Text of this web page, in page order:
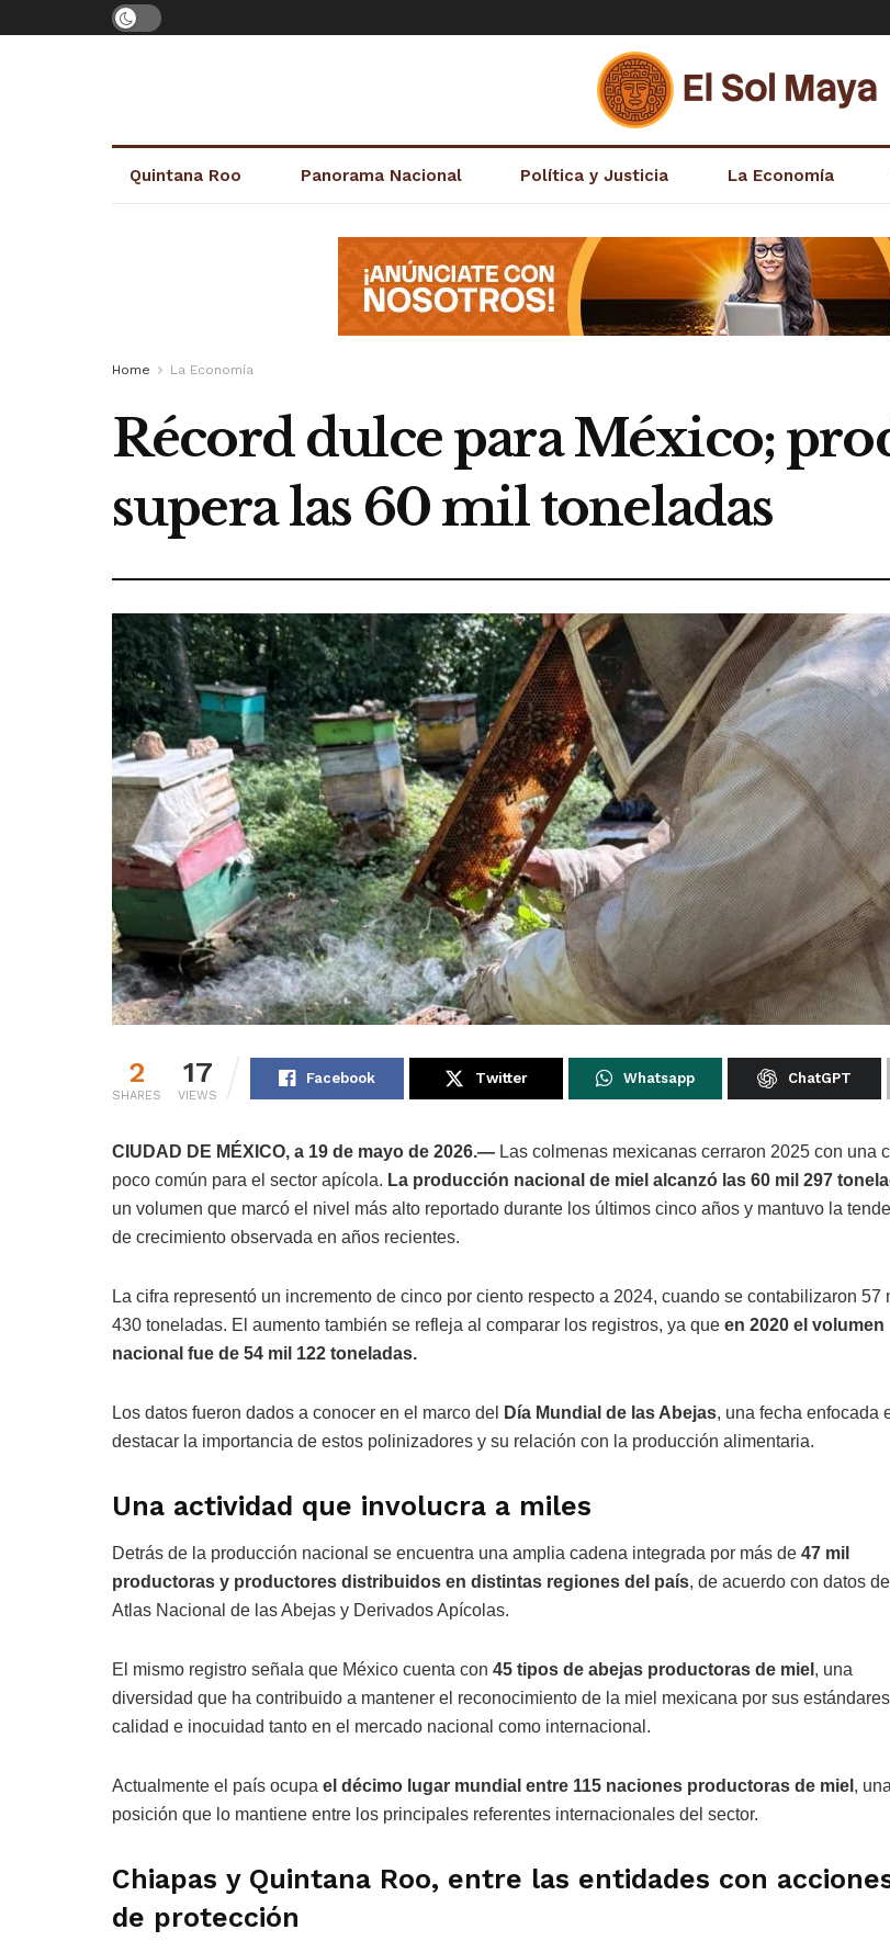
Quintana Roo Panorama Nacional Política y Justicia La Economía
Home La Economía
Récord dulce para México;
supera las 60 mil toneladas
2
SHARES
17
VIEWS
Facebook Twitter Whatsapp ChatGPT
CIUDAD DE MÉXICO, a 19 de mayo de 2026.— Las colmenas mexicanas cerraron 2025 con una
poco común para el sector apícola. La producción nacional de miel alcanzó las 60 mil 297
un volumen que marcó el nivel más alto reportado durante los últimos cinco años y mantuvo la
de crecimiento observada en años recientes.
La cifra representó un incremento de cinco por ciento respecto a 2024, cuando se contabilizaron 57
430 toneladas. El aumento también se refleja al comparar los registros, ya que en 2020 el volumen
nacional fue de 54 mil 122 toneladas.
Los datos fueron dados a conocer en el marco del Día Mundial de las Abejas, una fecha enfocada
destacar la importancia de estos polinizadores y su relación con la producción alimentaria.
Una actividad que involucra a miles
Detrás de la producción nacional se encuentra una amplia cadena integrada por más de 47 mil
productoras y productores distribuidos en distintas regiones del país, de acuerdo con datos del
Atlas Nacional de las Abejas y Derivados Apícolas.
El mismo registro señala que México cuenta con 45 tipos de abejas productoras de miel , una
diversidad que ha contribuido a mantener el reconocimiento de la miel mexicana por sus
calidad e inocuidad tanto en el mercado nacional como internacional.
Actualmente el país ocupa el décimo lugar mundial entre 115 naciones productoras de miel , una
posición que lo mantiene entre los principales referentes internacionales del sector.
Chiapas y Quintana Roo, entre las entidades con
de protección